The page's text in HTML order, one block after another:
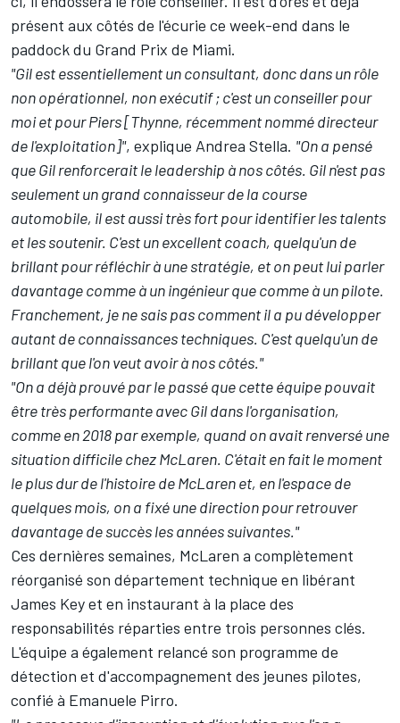
présent aux côtés de l'écurie ce week-end dans le
paddock du Grand Prix de Miami.
"Gil est essentiellement un consultant, donc dans un rôle
non opérationnel, non exécutif ; c'est un conseiller pour
moi et pour Piers [Thynne, récemment nommé directeur
de l'exploitation]", explique Andrea Stella. "On a pensé
que Gil renforcerait le leadership à nos côtés. Gil n'est pas
seulement un grand connaisseur de la course
automobile, il est aussi très fort pour identifier les talents
et les soutenir. C'est un excellent coach, quelqu'un de
brillant pour réfléchir à une stratégie, et on peut lui parler
davantage comme à un ingénieur que comme à un pilote.
Franchement, je ne sais pas comment il a pu développer
autant de connaissances techniques. C'est quelqu'un de
brillant que l'on veut avoir à nos côtés."
"On a déjà prouvé par le passé que cette équipe pouvait
être très performante avec Gil dans l'organisation,
comme en 2018 par exemple, quand on avait renversé une
situation difficile chez McLaren. C'était en fait le moment
le plus dur de l'histoire de McLaren et, en l'espace de
quelques mois, on a fixé une direction pour retrouver
davantage de succès les années suivantes."
Ces dernières semaines, McLaren a complètement
réorganisé son département technique en libérant
James Key et en instaurant à la place des
responsabilités réparties entre trois personnes clés.
L'équipe a également relancé son programme de
détection et d'accompagnement des jeunes pilotes,
confié à Emanuele Pirro.